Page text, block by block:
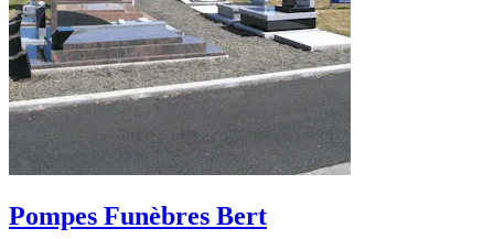
Pompes Funèbres Bert